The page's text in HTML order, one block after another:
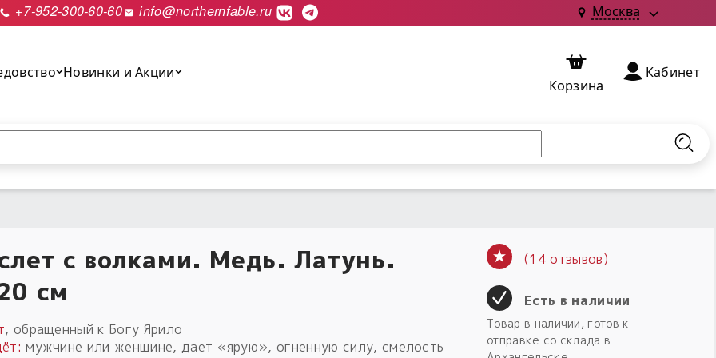
+7-952-300-60-60 info@northernfable.ru Москва
Новинки и Акции
Корзина
Кабинет
с волками. Медь. Латунь.
см
, обращенный к Богу Ярило
мужчине или женщине, дает «ярую», огненную силу, смелость
(14 отзывов)
Есть в наличии
Товар в наличии, готов к
отправке со склада в